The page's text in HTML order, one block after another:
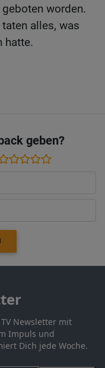
worden.
alles, was
hatte.
geben?
Newsletter mit
Impuls und
Dich jede Woche.